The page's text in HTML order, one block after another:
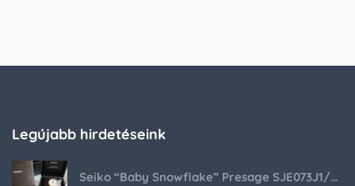
Legújabb hirdetéseink
Seiko “Baby Snowflake” Presage SJE073J1/SARA015 Limited Edition